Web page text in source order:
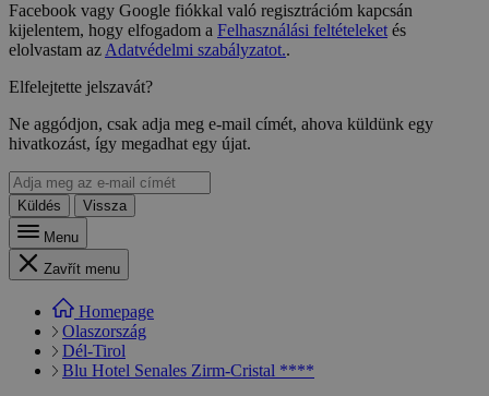
Facebook vagy Google fiókkal való regisztrációm kapcsán
kijelentem, hogy elfogadom a Felhasználási feltételeketés
elolvastam azAdatvédelmi szabályzatot..
Elfelejtette jelszavát?
Ne aggódjon, csak adja meg e-mail címét, ahova küldünk egy
hivatkozást, így megadhat egy újat.
Küldés
Vissza
Menu
Zavřít menu
Homepage
Olaszország
Dél-Tirol
Blu Hotel Senales Zirm-Cristal ****